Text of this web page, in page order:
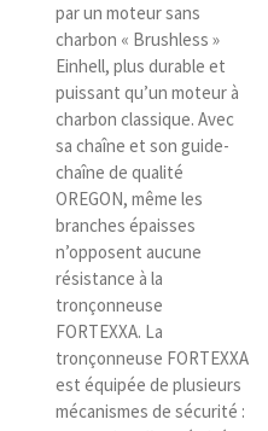
par un moteur sans
charbon « Brushless »
Einhell, plus durable et
puissant qu’un moteur à
charbon classique. Avec
sa chaîne et son guide-
chaîne de qualité
OREGON, même les
branches épaisses
n’opposent aucune
résistance à la
tronçonneuse
FORTEXXA. La
tronçonneuse FORTEXXA
est équipée de plusieurs
mécanismes de sécurité :